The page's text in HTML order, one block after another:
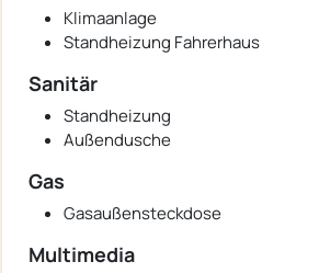
Klimaanlage
Standheizung Fahrerhaus
Sanitär
Standheizung
Außendusche
Gas
Gasaußensteckdose
Multimedia